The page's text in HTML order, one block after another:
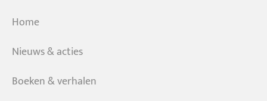
Home
Nieuws & acties
Boeken & verhalen